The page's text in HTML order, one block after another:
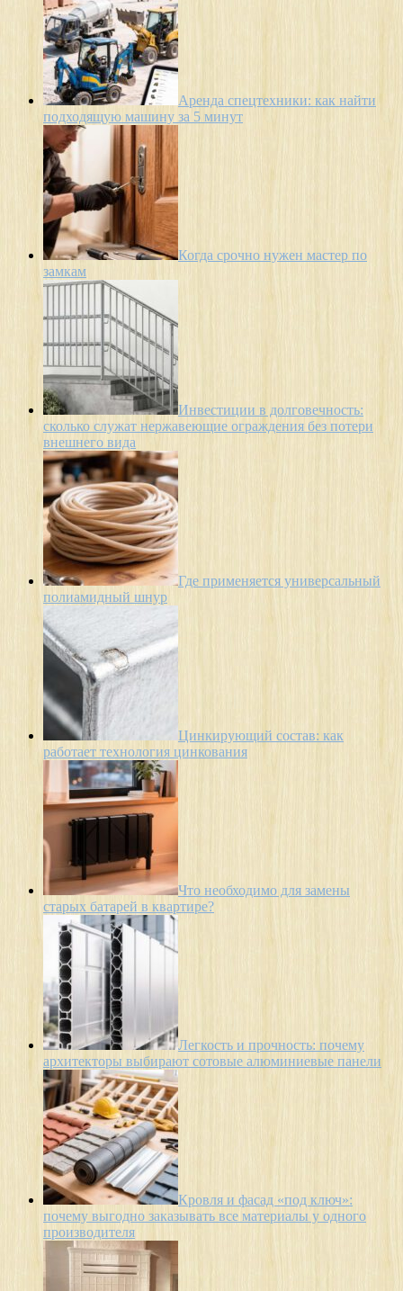
Аренда спецтехники: как найти
подходящую машину за 5 минут
Когда срочно нужен мастер по
замкам
Инвестиции в долговечность:
сколько служат нержавеющие ограждения без потери
внешнего вида
Где применяется универсальный
полиамидный шнур
Цинкирующий состав: как
работает технология цинкования
Что необходимо для замены
старых батарей в квартире?
Легкость и прочность: почему
архитекторы выбирают сотовые алюминиевые панели
Кровля и фасад «под ключ»:
почему выгодно заказывать все материалы у одного
производителя